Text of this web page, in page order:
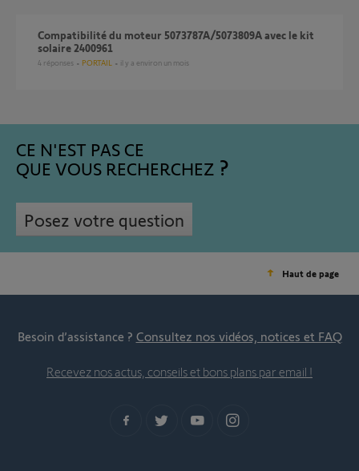
compatibilité du moteur 5073787A/5073809A avec le kit
solaire 2400961
4 réponses PORTAIL il y a environ un mois
CE N'EST PAS CE
QUE VOUS RECHERCHEZ
Posez votre question
Haut de page
Besoin d’assistance ? Consultez nos vidéos, notices et FAQ
Recevez nos actus, conseils et bons plans par email !